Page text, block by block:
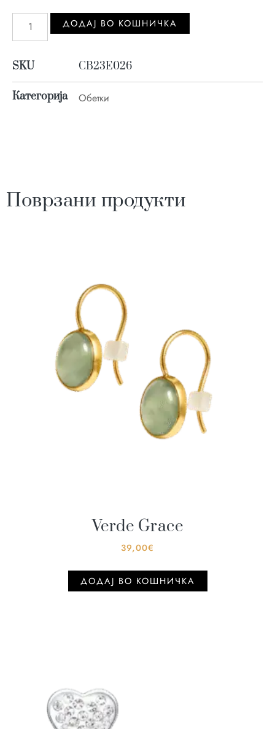
ДОДАJ ВО КОШНИЧКА
SKU CB23E026
Категорија Обетки
Поврзани продукти
Verde Grace
39,00€
ДОДАJ ВО КОШНИЧКА